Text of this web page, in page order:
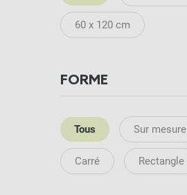
60 x 120 cm
FORME
Tous Sur mesure
Carré Rectangle